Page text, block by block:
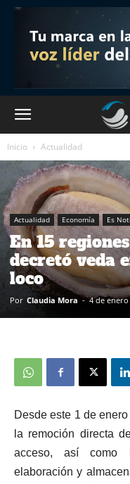
Inicio Actualidad
Actualidad Economía Es
En 15
decretó veda
loco
Por Claudia Mora - 4 de enero
Desde este 1 de
la remoción directa
acceso, así como
elaboración y